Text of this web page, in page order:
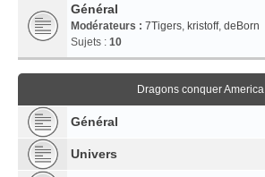
Général
Modérateurs : 7Tigers, kristoff, deBorn
Sujets : 10
Dragons conquer America
Général
Univers